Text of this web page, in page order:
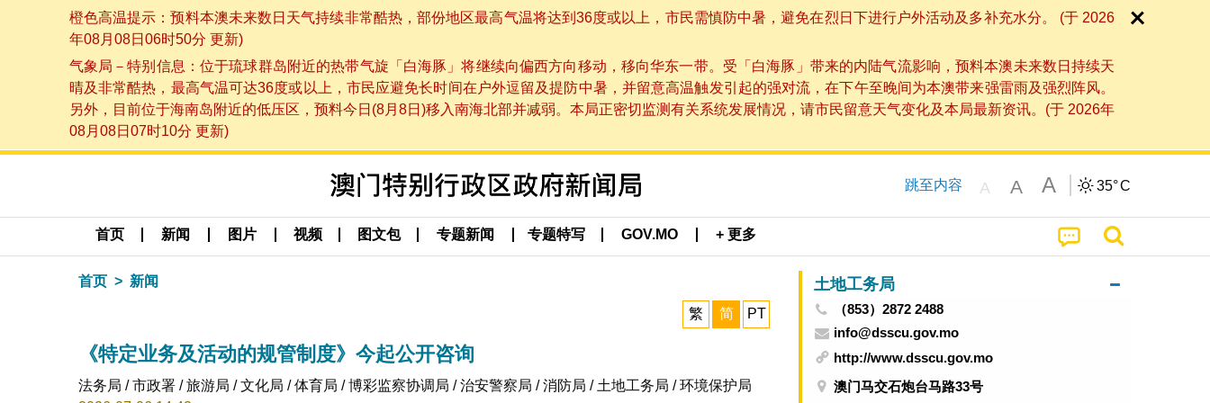
橙色高温提示：预料本澳未来数日天气持续非常酷热，部份地区最高气温将达到36度或以上，市民需慎防中暑，避免在烈日下进行户外活动及多补充水分。 (于 2026
年08月08日06时50分 更新)
气象局－特别信息：位于琉球群岛附近的热带气旋「白海豚」将继续向偏西方向移动，移向华东一带。受「白海豚」带来的内陆气流影响，预料本澳未来数日持续天
晴及非常酷热，最高气温可达36度或以上，市民应避免长时间在户外逗留及提防中暑，并留意高温触发引起的强对流，在下午至晚间为本澳带来强雷雨及强烈阵风。
另外，目前位于海南岛附近的低压区，预料今日(8月8日)移入南海北部并减弱。本局正密切监测有关系统发展情况，请市民留意天气变化及本局最新资讯。(于 2026年
08月08日07时10分 更新)
跳至内容 A A A 35°C
首页 新闻 图片 视频 图文包 专题新闻 专题特写 GOV.MO + 更多
首页 新闻
繁 简 PT
《特定业务及活动的规管制度》今起公开咨询
法务局 / 市政署 / 旅游局 / 文化局 / 体育局 / 博彩监察协调局 / 治安警察局 / 消防局 / 土地工务局 / 环境保护局
土地工务局
（853）2872 2488
info@dsscu.gov.mo
http://www.dsscu.gov.mo
澳门马交石炮台马路33号